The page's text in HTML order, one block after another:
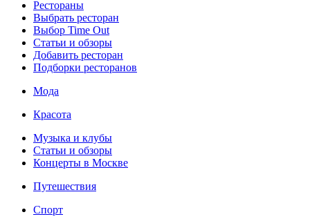
Рестораны
Выбрать ресторан
Выбор Time Out
Статьи и обзоры
Добавить ресторан
Подборки ресторанов
Мода
Красота
Музыка и клубы
Статьи и обзоры
Концерты в Москве
Путешествия
Спорт